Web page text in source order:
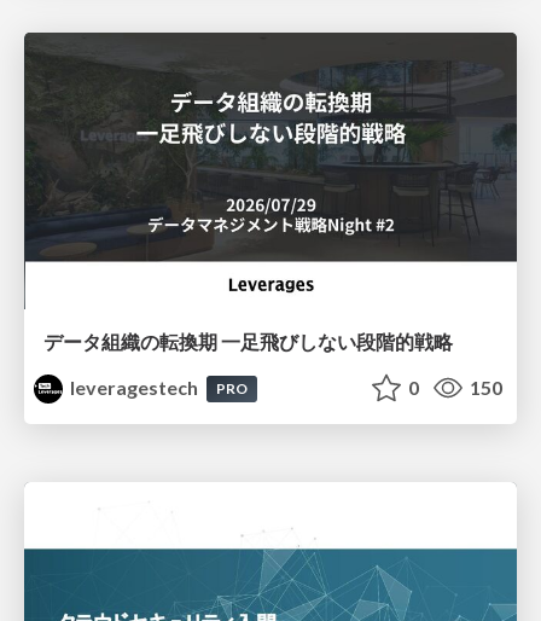
データ組織の転換期 一足飛びしない段階的戦略
leveragestech
PRO 0 150